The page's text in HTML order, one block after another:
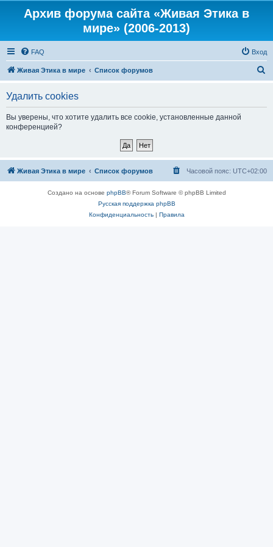
Архив форума сайта «Живая Этика в
мире» (2006-2013)
FAQ Вход
Живая Этика в мире Список форумов
Удалить cookies
Вы уверены, что хотите удалить все cookie, установленные данной
конференцией?
Живая Этика в мире Список форумов Часовой пояс: UTC+02:00
Создано на основе phpBB® Forum Software © phpBB Limited
Русская поддержка phpBB
Конфиденциальность| Правила